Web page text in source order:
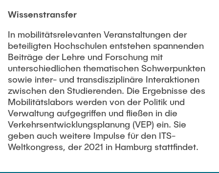
Wissenstransfer
In mobilitätsrelevanten Veranstaltungen der
beteiligten Hochschulen entstehen spannenden
Beiträge der Lehre und Forschung mit
unterschiedlichen thematischen Schwerpunkten
sowie inter- und transdisziplinäre Interaktionen
zwischen den Studierenden. Die Ergebnisse des
Mobilitätslabors werden von der Politik und
Verwaltung aufgegriffen und fließen in die
Verkehrsentwicklungsplanung (VEP) ein. Sie
geben auch weitere Impulse für den ITS-
Weltkongress, der 2021 in Hamburg stattfindet.